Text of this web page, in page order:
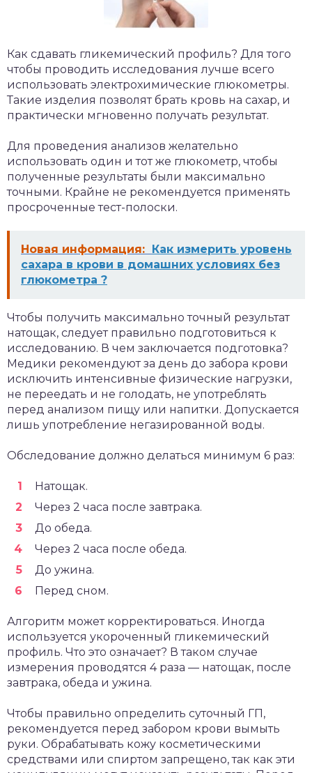
Как сдавать гликемический профиль? Для того
чтобы проводить исследования лучше всего
использовать электрохимические глюкометры.
Такие изделия позволят брать кровь на сахар, и
практически мгновенно получать результат.
Для проведения анализов желательно
использовать один и тот же глюкометр, чтобы
полученные результаты были максимально
точными. Крайне не рекомендуется применять
просроченные тест-полоски.
Новая информация: Как измерить уровень
сахара в крови в домашних условиях без
глюкометра ?
Чтобы получить максимально точный результат
натощак, следует правильно подготовиться к
исследованию. В чем заключается подготовка?
Медики рекомендуют за день до забора крови
исключить интенсивные физические нагрузки,
не переедать и не голодать, не употреблять
перед анализом пищу или напитки. Допускается
лишь употребление негазированной воды.
Обследование должно делаться минимум 6 раз:
Натощак.
Через 2 часа после завтрака.
До обеда.
Через 2 часа после обеда.
До ужина.
Перед сном.
Алгоритм может корректироваться. Иногда
используется укороченный гликемический
профиль. Что это означает? В таком случае
измерения проводятся 4 раза — натощак, после
завтрака, обеда и ужина.
Чтобы правильно определить суточный ГП,
рекомендуется перед забором крови вымыть
руки. Обрабатывать кожу косметическими
средствами или спиртом запрещено, так как эти